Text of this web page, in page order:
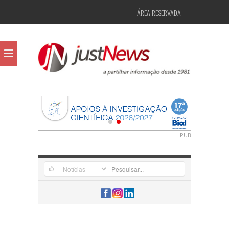
ÁREA RESERVADA
PUB